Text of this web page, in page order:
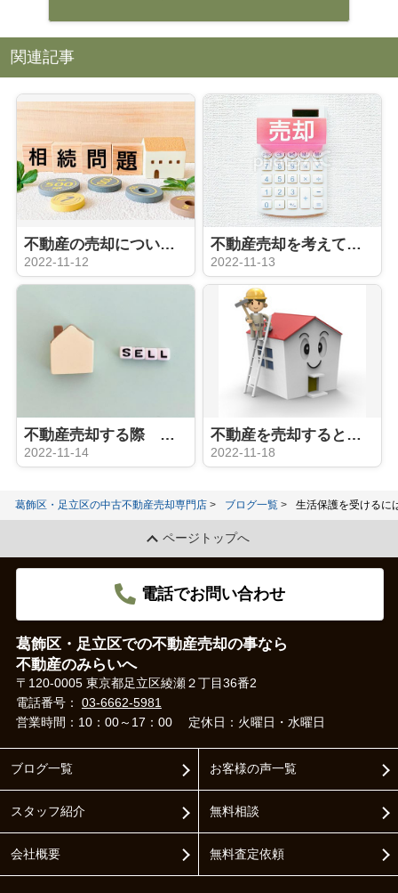
関連記事
不動産の売却について ローン残債がある場合の注意点
2022-11-12
不動産売却を考えている方向け！初歩編
2022-11-13
不動産売却する際 買取と仲介の違いは？メリット、デメリットは？
2022-11-14
不動産を売却するときリフォームは必要？
2022-11-18
葛飾区・足立区の中古不動産売却専門店 ブログ一覧 生活保護を受けるに
ページトップへ
電話でお問い合わせ
葛飾区・足立区での不動産売却の事なら
不動産のみらいへ
〒120-0005 東京都足立区綾瀬２丁目36番2
電話番号： 03-6662-5981
営業時間：10：00～17：00
定休日：火曜日・水曜日
ブログ一覧
スタッフ紹介
会社概要
お客様の声一覧
無料相談
無料査定依頼